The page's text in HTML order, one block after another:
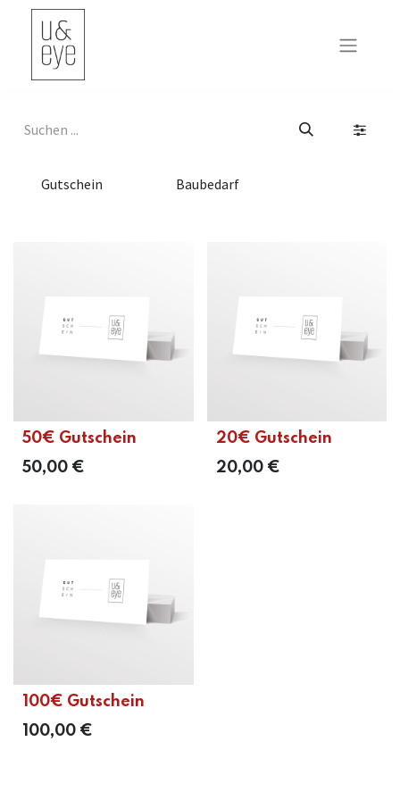
Gutschein Baubedarf
50€ Gutschein
50,00 €
20€ Gutschein
20,00€
100€ Gutschein
100,00 €